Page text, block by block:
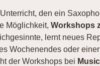
den ein
Möglichkeit, Workshops
lernt neues
Wochenendes oder
der Workshops bei